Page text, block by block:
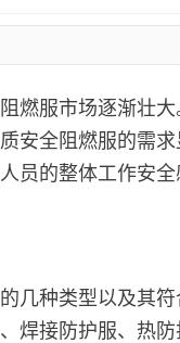
燃服市场逐渐壮
安全阻燃服的需
员的整体工作安
几种类型以及其
焊接防护服、热